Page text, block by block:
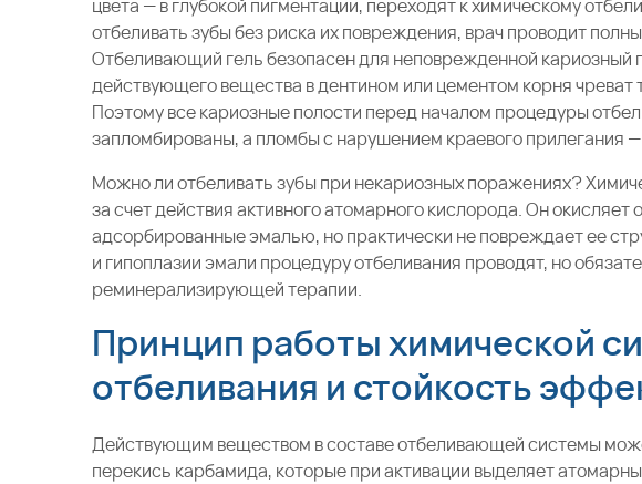
цвета — в глубокой пигментации, переходят к химическому
отбеливать зубы без риска их повреждения, врач проводит
Отбеливающий гель безопасен для неповрежденной кариозный
действующего вещества в дентином или цементом корня чреват
Поэтому все кариозные полости перед началом процедуры
запломбированы, а пломбы с нарушением краевого прилегания
Можно ли отбеливать зубы при некариозных поражениях?
за счет действия активного атомарного кислорода. Он окисляет
адсорбированные эмалью, но практически не повреждает ее
и гипоплазии эмали процедуру отбеливания проводят, но
реминерализирующей терапии.
Принцип работы химической
отбеливания и стойкость
Действующим веществом в составе отбеливающей системы
перекись карбамида, которые при активации выделяет